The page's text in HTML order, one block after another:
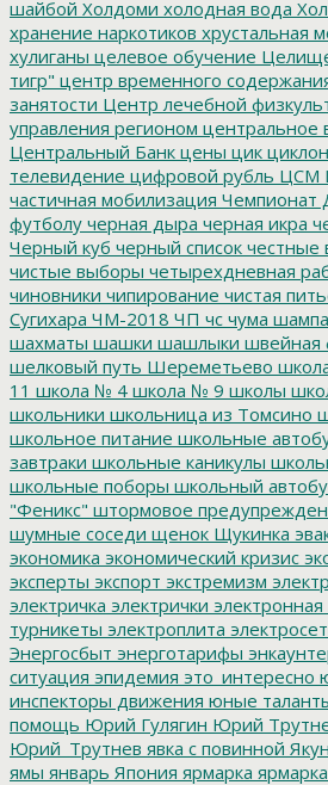
шайбой Холдоми холодная вода
хранение наркотиков хрустальная
хулиганы целевое обучение
тигр" центр временного
занятости Центр лечебной
управления регионом центральное
Центральный Банк цены цик циклон
телевидение цифровой рубль ЦСМ
частичная мобилизация Чемпионат
футболу черная дыра черная икра
Черный куб черный список честные
чистые выборы четырехдневная
чиновники чипирование чистая
Сугихара ЧМ-2018 ЧП чс чума
шахматы шашки шашлыки швейная
шелковый путь Шереметьево
11 школа № 4 школа № 9 школы
школьники школьница из Томсино
школьное питание школьные
завтраки школьные каникулы
школьные поборы школьный
"Феникс" штормовое
шумные соседи щенок Щукинка
экономика экономический кризис
эксперты экспорт экстремизм
электричка электрички электронная
турникеты электроплита
Энергосбыт энерготарифы
ситуация эпидемия это_интересно
инспекторы движения юные
помощь Юрий Гулягин Юрий
Юрий_Трутнев явка с повинной
ямы январь Япония ярмарка